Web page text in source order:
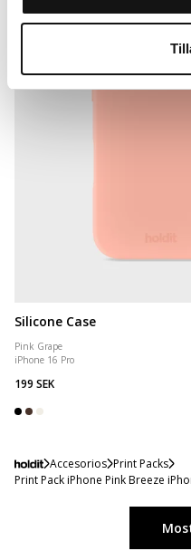
Silicone Case
Pink Grape
iPhone 16 Pro
199 SEK
Accesorios Print Packs
Print Pack iPhone Pink Breeze